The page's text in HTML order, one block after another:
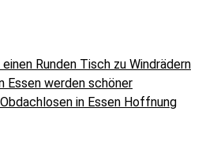
einen Runden Tisch zu Windrädern
Essen werden schöner
in Essen Hoffnung